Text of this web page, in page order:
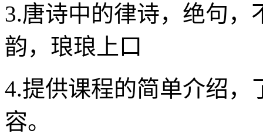
3.唐诗中的律诗，绝句，
韵，琅琅上口
4.提供课程的简单介绍，
容。